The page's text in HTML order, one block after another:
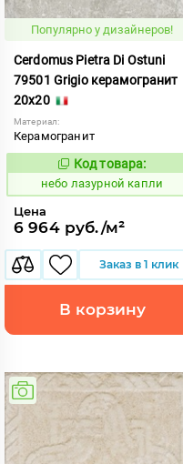
Популярно у дизайнеров!
Cerdomus Pietra Di Ostuni
79501 Grigio керамогранит
20x20
Материал:
Керамогранит
1114537
Код товара:
небо лазурной капли
Цена
6 964 руб./м²
Заказ в 1 клик
В корзину